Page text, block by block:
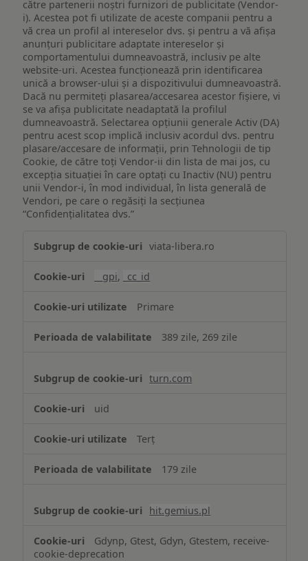
către partenerii noștri furnizori de publicitate (Vendor-
i). Acestea pot fi utilizate de aceste companii pentru a
vă crea un profil al intereselor dvs. și pentru a vă afișa
anunțuri publicitare adaptate intereselor și
comportamentului dumneavoastră, inclusiv pe alte
website-uri. Acestea funcționează prin identificarea
unică a browser-ului și a dispozitivului dumneavoastră.
Dacă nu permiteți plasarea/accesarea acestor fișiere, vi
se va afișa publicitate neadaptată la profilul
dumneavoastră. Selectarea opțiunii generale Activ (DA)
pentru acest scop implică inclusiv acordul dvs. pentru
plasare/accesare de informații, prin Tehnologii de tip
Cookie, de către toți Vendor-ii din lista de mai jos, cu
excepția situației în care optați cu Inactiv (NU) pentru
unii Vendor-i, în mod individual, în lista generală de
Vendori, pe care o regăsiți la secțiunea
“Confidențialitatea dvs.”
țintită
viata-libera.ro
__gpi, _cc_id
Primare
389 zile, 269 zile
turn.com
uid
Terț
179 zile
hit.gemius.pl
Gdynp, Gtest, Gdyn, Gtestem, receive-
cookie-deprecation